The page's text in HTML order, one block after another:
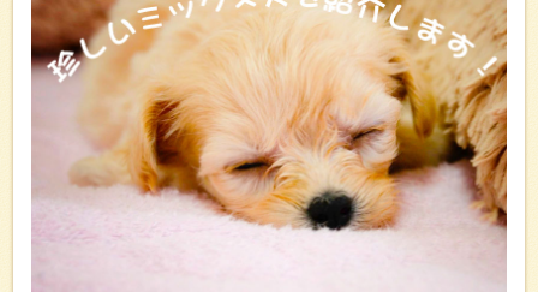
個性的で魅力あふれる！珍